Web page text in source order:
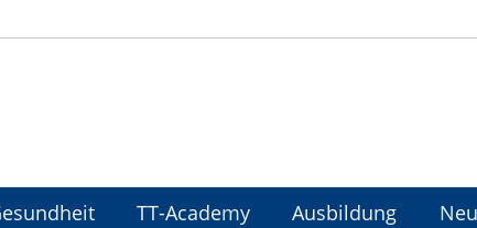
TT-Academy Ausbildung